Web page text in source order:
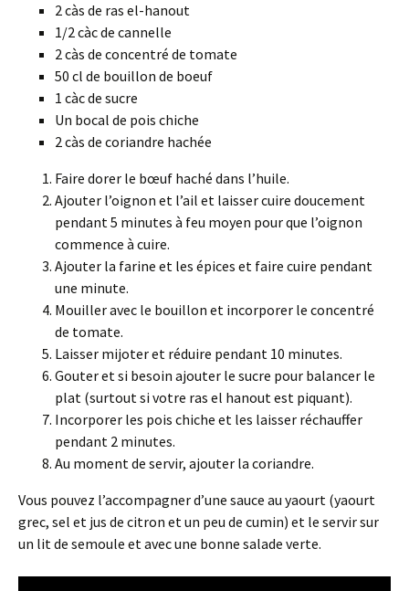
2 càs de ras el-hanout
1/2 càc de cannelle
2 càs de concentré de tomate
50 cl de bouillon de boeuf
1 càc de sucre
Un bocal de pois chiche
2 càs de coriandre hachée
Faire dorer le bœuf haché dans l’huile.
Ajouter l’oignon et l’ail et laisser cuire doucement
pendant 5 minutes à feu moyen pour que l’oignon
commence à cuire.
Ajouter la farine et les épices et faire cuire pendant
une minute.
Mouiller avec le bouillon et incorporer le concentré
de tomate.
Laisser mijoter et réduire pendant 10 minutes.
Gouter et si besoin ajouter le sucre pour balancer le
plat (surtout si votre ras el hanout est piquant).
Incorporer les pois chiche et les laisser réchauffer
pendant 2 minutes.
Au moment de servir, ajouter la coriandre.
Vous pouvez l’accompagner d’une sauce au yaourt (yaourt
grec, sel et jus de citron et un peu de cumin) et le servir sur
un lit de semoule et avec une bonne salade verte.